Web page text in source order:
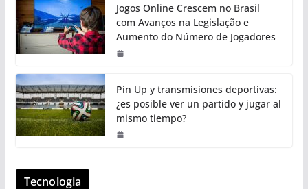
Jogos Online Crescem no Brasil
com Avanços na Legislação e
Aumento do Número de Jogadores
Pin Up y transmisiones deportivas:
¿es posible ver un partido y jugar al
mismo tiempo?
Tecnologia